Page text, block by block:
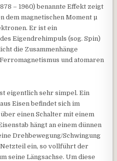
– 1960) benannte Effekt zeigt
dem magnetischen Moment µ
Er ist ein
Eigendrehimpuls (sog. Spin)
die Zusammenhänge
und atomaren
eigentlich sehr simpel. Ein
Eisen befindet sich im
einen Schalter mit einem
hängt an einem dünnen
Drehbewegung/Schwingung
ein, so vollführt der
seine Längsachse. Um diese